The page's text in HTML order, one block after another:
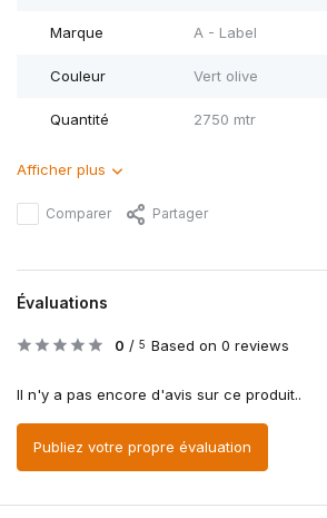
Marque A - Label
Couleur Vert olive
Quantité 2750 mtr
Afficher plus
Comparer Partager
Évaluations
0 / 5 Based on 0 reviews
Il n'y a pas encore d'avis sur ce produit..
Publiez votre propre évaluation